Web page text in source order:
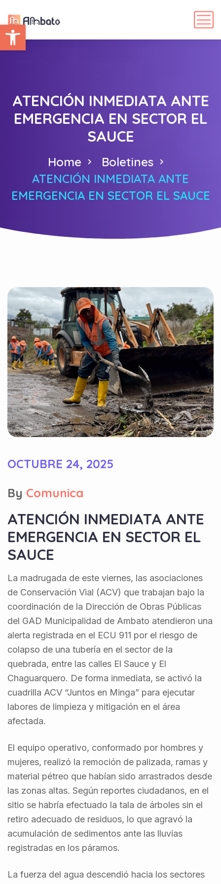
Abrir barra de herramientas
ATENCIÓN INMEDIATA ANTE
EMERGENCIA EN SECTOR EL
SAUCE
Home
Boletines
ATENCIÓN INMEDIATA ANTE
EMERGENCIA EN SECTOR EL SAUCE
OCTUBRE 24, 2025
By Comunica
ATENCIÓN INMEDIATA ANTE
EMERGENCIA EN SECTOR EL
SAUCE
La madrugada de este viernes, las asociaciones
de Conservación Vial (ACV) que trabajan bajo la
coordinación de la Dirección de Obras Públicas
del GAD Municipalidad de Ambato atendieron una
alerta registrada en el ECU 911 por el riesgo de
colapso de una tubería en el sector de la
quebrada, entre las calles El Sauce y El
Chaguarquero. De forma inmediata, se activó la
cuadrilla ACV “Juntos en Minga” para ejecutar
labores de limpieza y mitigación en el área
afectada.
El equipo operativo, conformado por hombres y
mujeres, realizó la remoción de palizada, ramas y
material pétreo que habían sido arrastrados desde
las zonas altas. Según reportes ciudadanos, en el
sitio se habría efectuado la tala de árboles sin el
retiro adecuado de residuos, lo que agravó la
acumulación de sedimentos ante las lluvias
registradas en los páramos.
La fuerza del agua descendió hacia los sectores